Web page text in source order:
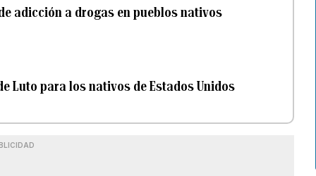
adicción a drogas en pueblos nativos
Luto para los nativos de Estados Unidos